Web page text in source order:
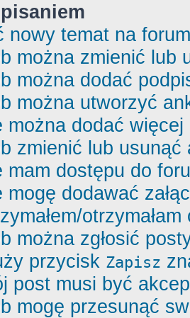
nowy temat na
można zmienić lub
można dodać
można utworzyć
można dodać
zmienić lub usunąć
mam dostępu do
mogę dodawać
można zgłosić
przycisk Zapisz
post musi być
mogę przesunąć